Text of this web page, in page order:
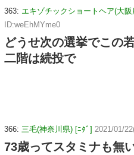
363: エキゾチックショートヘア(大阪
ID:weEhMYme0
どうせ次の選挙でこの
二階は続投で
366: 三毛(神奈川県) [ﾆﾀﾞ] 2021/01/
73歳ってスタミナも無